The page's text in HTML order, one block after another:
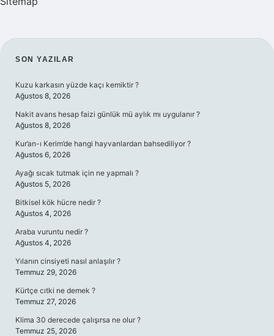
SIDEBAR
SON YAZILAR
Kuzu karkasın yüzde kaçı kemiktir ?
Ağustos 8, 2026
Nakit avans hesap faizi günlük mü aylık mı uygulanır ?
Ağustos 8, 2026
Kur’an-ı Kerim’de hangi hayvanlardan bahsediliyor ?
Ağustos 6, 2026
Ayağı sıcak tutmak için ne yapmalı ?
Ağustos 5, 2026
Bitkisel kök hücre nedir ?
Ağustos 4, 2026
Araba vuruntu nedir ?
Ağustos 4, 2026
Yılanın cinsiyeti nasıl anlaşılır ?
Temmuz 29, 2026
Kürtçe cıtki ne demek ?
Temmuz 27, 2026
Klima 30 derecede çalışırsa ne olur ?
Temmuz 25, 2026